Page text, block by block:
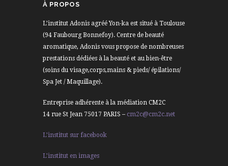
À PROPOS
L’institut Adonis agréé Yon-ka est situé à Toulouse
(94 Faubourg Bonnefoy). Centre de beauté
aromatique, Adonis vous propose de nombreuses
prestations dédiées à la beauté et au bien-être
(soins du visage,corps,mains & pieds/ épilations/
Spa Jet / Maquillage).
Entreprise adhérente à la médiation CM2C
14 rue St Jean 75017 PARIS – cm2c@cm2c.net
L’institut sur facebook
L’institut en images